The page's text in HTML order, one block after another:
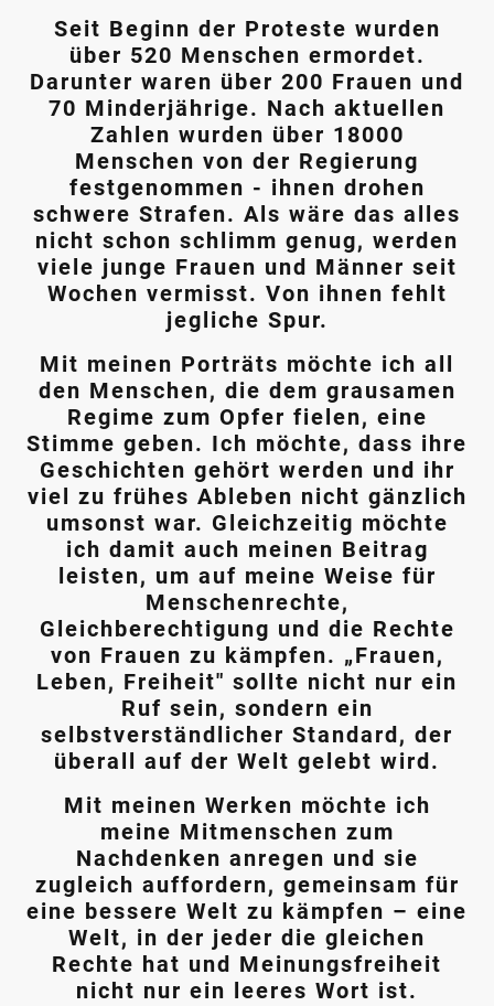
Seit Beginn der Proteste wurden
über 520 Menschen ermordet.
Darunter waren über 200 Frauen und
70 Minderjährige. Nach aktuellen
Zahlen wurden über 18000
Menschen von der Regierung
festgenommen - ihnen drohen
schwere Strafen. Als wäre das alles
nicht schon schlimm genug, werden
viele junge Frauen und Männer seit
Wochen vermisst. Von ihnen fehlt
jegliche Spur.
Mit meinen Porträts möchte ich all
den Menschen, die dem grausamen
Regime zum Opfer fielen, eine
Stimme geben. Ich möchte, dass ihre
Geschichten gehört werden und ihr
viel zu frühes Ableben nicht gänzlich
umsonst war. Gleichzeitig möchte
ich damit auch meinen Beitrag
leisten, um auf meine Weise für
Menschenrechte,
Gleichberechtigung und die Rechte
von Frauen zu kämpfen. „Frauen,
Leben, Freiheit" sollte nicht nur ein
Ruf sein, sondern ein
selbstverständlicher Standard, der
überall auf der Welt gelebt wird.
Mit meinen Werken möchte ich
meine Mitmenschen zum
Nachdenken anregen und sie
zugleich auffordern, gemeinsam für
eine bessere Welt zu kämpfen – eine
Welt, in der jeder die gleichen
Rechte hat und Meinungsfreiheit
nicht nur ein leeres Wort ist.